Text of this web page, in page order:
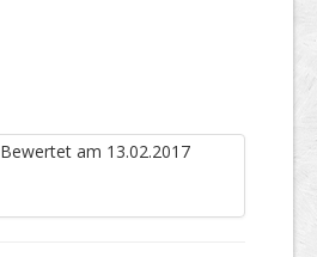
Bewertet am 13.02.2017